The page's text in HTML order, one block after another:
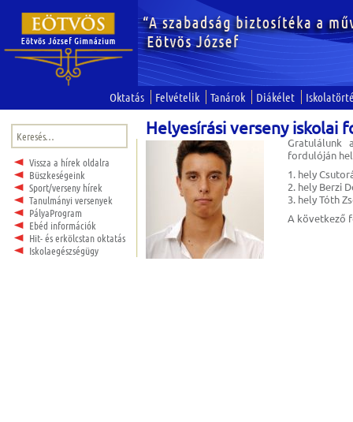
Oktatás Felvételik Tanárok Diákélet
Keresés:
Vissza a hírek oldalra
Büszkeségeink
Sport/verseny hírek
Tanulmányi versenyek
PályaProgram
Ebéd információk
Hit- és erkölcstan oktatás
Iskolaegészségügy
Helyesírási verseny iskolai
Gratulálunk
fordulóján
1. hely
2. hely Berzi
3. hely Tóth
A következő